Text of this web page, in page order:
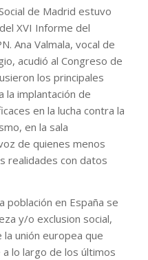
de Madrid estuvo
XVI Informe del
Ana Valmala, vocal de
acudió al Congreso de
los principales
implantación de
en la lucha contra la
en la sala
de quienes menos
realidades con datos
población en España se
y/o exclusion social,
unión europea que
lo largo de los últimos